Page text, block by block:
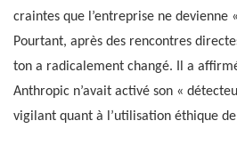
craintes que l’entreprise ne devienne
Pourtant, après des rencontres
ton a radicalement changé. Il a
Anthropic n’avait activé son «
vigilant quant à l’utilisation éthique de